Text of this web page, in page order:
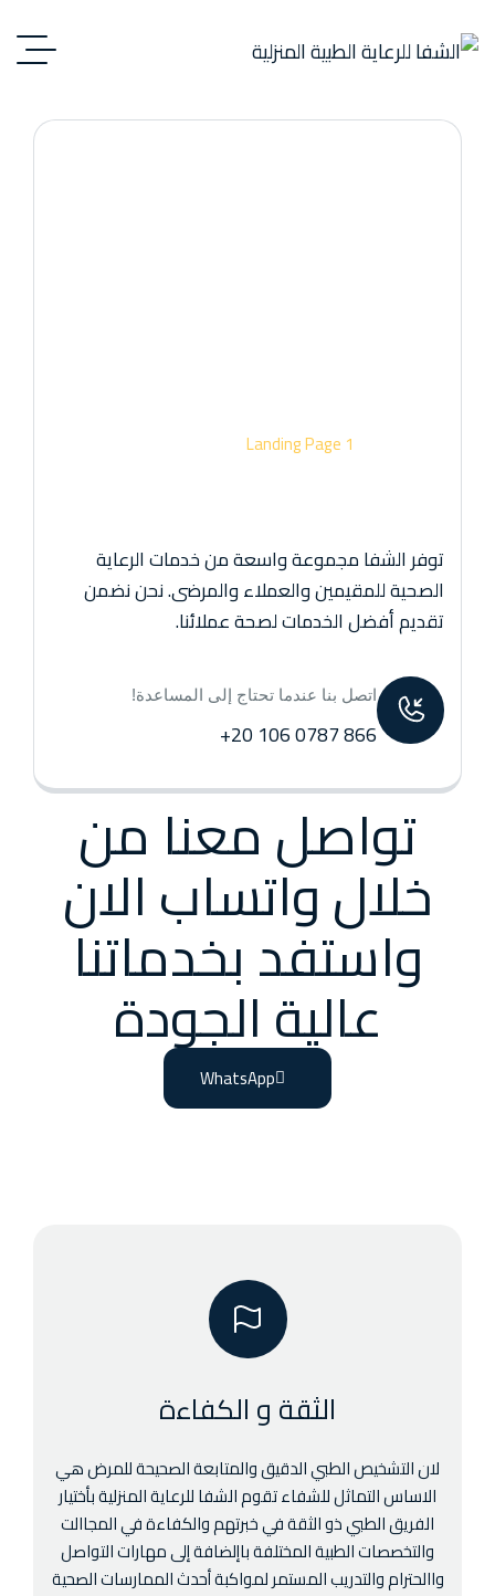
Landing Page 1
توفر الشفا مجموعة واسعة من خدمات الرعاية
الصحية للمقيمين والعملاء والمرضى. نحن نضمن
تقديم أفضل الخدمات لصحة عملائنا.
اتصل بنا عندما تحتاج إلى المساعدة!
866 0787 106 20+
تواصل معنا من
خلال واتساب الان
واستفد بخدماتنا
عالية الجودة
WhatsApp
الثقة و الكفاءة
لان التشخيص الطبي الدقيق والمتابعة الصحيحة للمرض هي
الاساس التماثل للشفاء تقوم الشفا للرعاية المنزلية بأختيار
الفريق الطبي ذو الثقة في خبرتهم والكفاءة في المجاالت
والتخصصات الطبية المختلفة باإلضافة إلى مهارات التواصل
واالحترام والتدريب المستمر لمواكبة أحدث الممارسات الصحية